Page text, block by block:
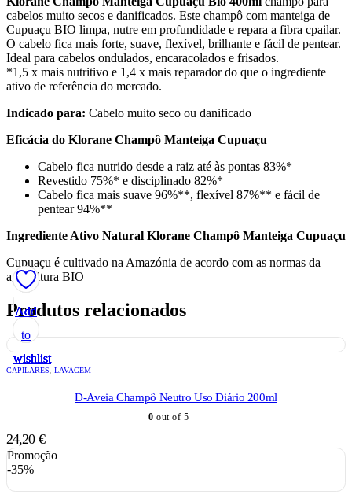
cabelos muito secos e danificados. Este champô com manteiga de
Cupuaçu BIO limpa, nutre em profundidade e repara a fibra cpailar.
O cabelo fica mais forte, suave, flexível, brilhante e fácil de pentear.
Ideal para cabelos ondulados, encaracolados e frisados.
*1,5 x mais nutritivo e 1,4 x mais reparador do que o ingrediente
ativo de referência do mercado.
Indicado para: Cabelo muito seco ou danificado
Eficácia do Klorane Champô Manteiga Cupuaçu
Cabelo fica nutrido desde a raiz até às pontas 83%*
Revestido 75%* e disciplinado 82%*
Cabelo fica mais suave 96%**, flexível 87%** e fácil de
pentear 94%**
Ingrediente Ativo Natural Klorane Champô Manteiga Cupuaçu
Cupuaçu é cultivado na Amazónia de acordo com as normas da
agricultura BIO
Produtos relacionados
Add
to
wishlist
CAPILARES, LAVAGEM
D-Aveia Champô Neutro Uso Diário 200ml
0 out of 5
24,20 €
Promoção
-35%
Add
to
wishlist
Add
to
wishlist
Add
to
wishlist
Add
to
wishlist